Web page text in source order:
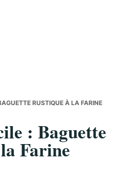
RUSTIQUE À LA FARINE
: Baguette
Farine